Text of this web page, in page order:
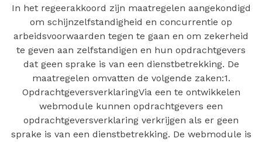
In het regeerakkoord zijn maatregelen aangekondigd
om schijnzelfstandigheid en concurrentie op
arbeidsvoorwaarden tegen te gaan en om zekerheid
te geven aan zelfstandigen en hun opdrachtgevers
dat geen sprake is van een dienstbetrekking. De
maatregelen omvatten de volgende zaken:1.
OpdrachtgeversverklaringVia een te ontwikkelen
webmodule kunnen opdrachtgevers een
opdrachtgeversverklaring verkrijgen als er geen
sprake is van een dienstbetrekking. De webmodule is